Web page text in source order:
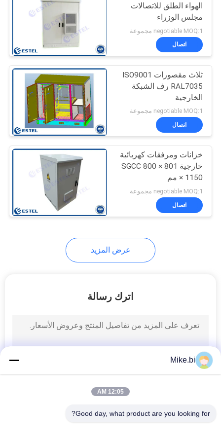
الهواء الطلق للاتصالات
مجلس الوزراء
negotiable MOQ:1 مجموعة
اتصال
ثلاث مقصورات ISO9001
RAL7035 رف الشبكة
الخارجية
negotiable MOQ:1 مجموعة
اتصال
خزانات ومرفقات كهربائية
خارجية SGCC 800 × 801
× 1150 مم
negotiable MOQ:1 مجموعة
اتصال
عرض المزيد
اترك رسالة
Mike.bi
12:05 AM
Good day, what product are you looking for?